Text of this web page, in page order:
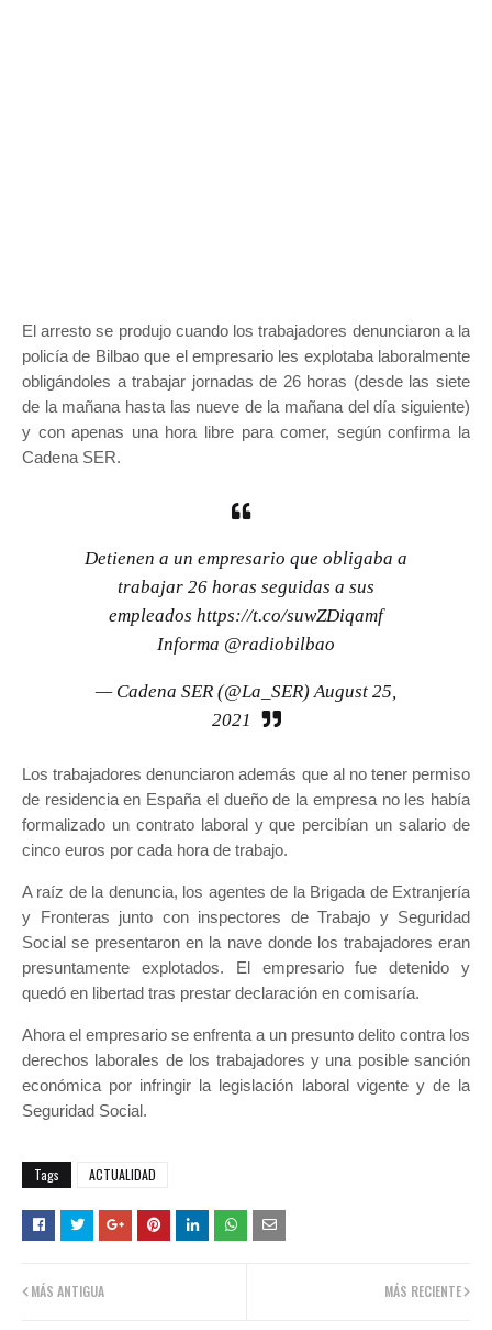
El arresto se produjo cuando los trabajadores denunciaron a la
policía de Bilbao que el empresario les explotaba laboralmente
obligándoles a trabajar jornadas de 26 horas (desde las siete
de la mañana hasta las nueve de la mañana del día siguiente)
y con apenas una hora libre para comer, según confirma la
Cadena SER.
Detienen a un empresario que obligaba a
trabajar 26 horas seguidas a sus
empleados https://t.co/suwZDiqamf
Informa @radiobilbao
— Cadena SER (@La_SER)August 25,
2021
Los trabajadores denunciaron además que al no tener permiso
de residencia en España el dueño de la empresa no les había
formalizado un contrato laboral y que percibían un salario de
cinco euros por cada hora de trabajo.
A raíz de la denuncia, los agentes de la Brigada de Extranjería
y Fronteras junto con inspectores de Trabajo y Seguridad
Social se presentaron en la nave donde los trabajadores eran
presuntamente explotados. El empresario fue detenido y
quedó en libertad tras prestar declaración en comisaría.
Ahora el empresario se enfrenta a un presunto delito contra los
derechos laborales de los trabajadores y una posible sanción
económica por infringir la legislación laboral vigente y de la
Seguridad Social.
Tags ACTUALIDAD
MÁS RECIENTE
MÁS ANTIGUA